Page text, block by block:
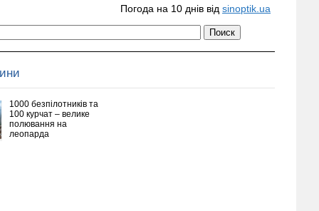
Погода на 10 днів від sinoptik.ua
1000 безпілотників та
100 курчат – велике
полювання на
леопарда